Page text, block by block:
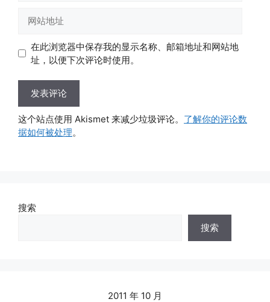
址
址
在此浏览器中保存我的显示名称、邮箱地址和网站地
址，以便下次评论时使用。
这个站点使用 Akismet 来减少垃圾评论。 了解你的评论数
据如何被处理。
搜索
搜索
2011 年 10 月